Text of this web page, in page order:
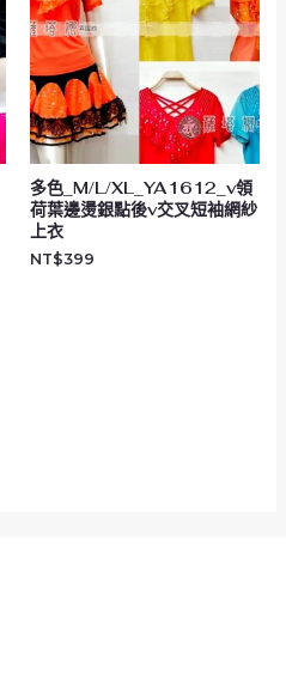
多色_M/L/XL_YA1612_v領
荷葉邊燙銀點後v交叉短袖網紗
上衣
NT$399